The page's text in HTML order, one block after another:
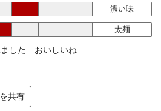
濃い味
太麺
ました おいしいね
共有